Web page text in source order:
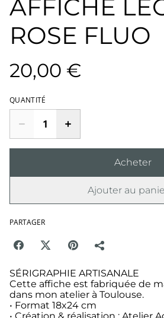
AFFICHE
ROSE FLUO
20,00 €
QUANTITÉ
Acheter
Ajouter au
PARTAGER
SÉRIGRAPHIE ARTISANALE
Cette affiche est fabriquée de
dans mon atelier à Toulouse.
• Format 18x24 cm